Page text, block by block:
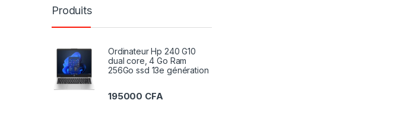
Produits
Ordinateur Hp 240 G10
dual core, 4 Go Ram
256Go ssd 13e génération
195000 CFA